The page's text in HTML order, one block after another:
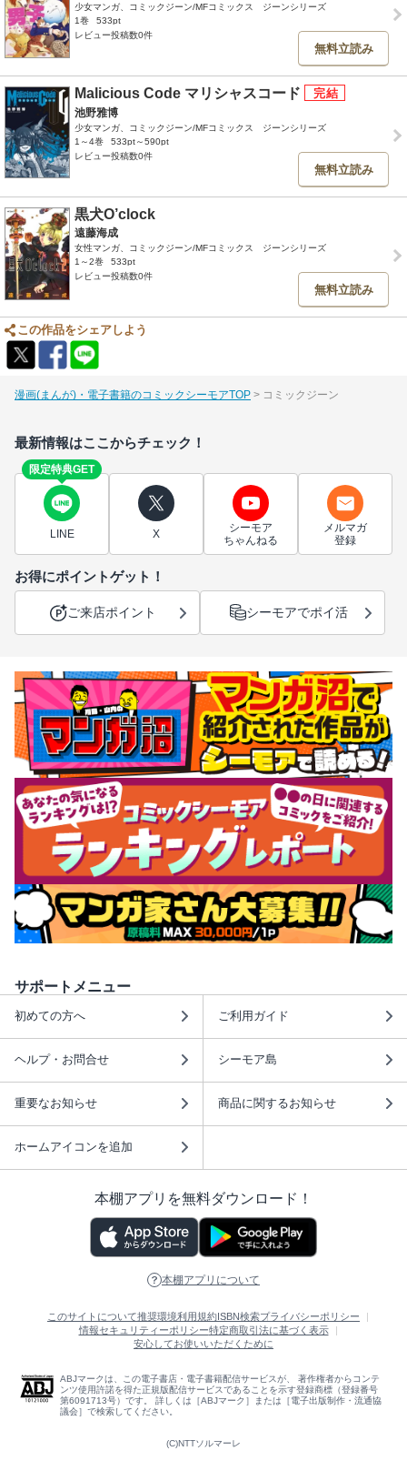
少女マンガ、コミックジーン/MFコミックス ジーンシリーズ
1巻
533pt
レビュー投稿数0件
無料立読み
Malicious Code マリシャスコード
池野雅博
少女マンガ、コミックジーン/MFコミックス ジーンシリーズ
1～4巻
533pt～590pt
レビュー投稿数0件
無料立読み
黒犬O’clock
遠藤海成
女性マンガ、コミックジーン/MFコミックス ジーンシリーズ
1～2巻
533pt
レビュー投稿数0件
無料立読み
この作品をシェアしよう
漫画(まんが)・電子書籍のコミックシーモアTOP コミックジーン
最新情報はここからチェック！
限定特典GET
LINE X
シーモア
ちゃんねる
メルマガ
登録
お得にポイントゲット！
ご来店ポイント シーモアでポイ活
サポートメニュー
初めての方へ ご利用ガイド
ヘルプ・お問合せ シーモア島
重要なお知らせ 商品に関するお知らせ
ホームアイコンを追加
本棚アプリを無料ダウンロード！
本棚アプリについて
このサイトについて推奨環境利用規約ISBN検索プライバシーポリシー
情報セキュリティーポリシー特定商取引法に基づく表示
安心してお使いいただくために
ABJマークは、この電子書店・電子書籍配信サービスが、 著作権者からコンテ
ンツ使用許諾を得た正規版配信サービスであることを示す登録商標（登録番号
第6091713号）です。 詳しくは［ABJマーク］または［電子出版制作・流通協
議会］で検索してください。
(C)NTTソルマーレ